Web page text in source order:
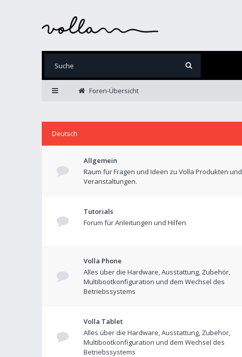
Foren-Übersicht
Deutsch
Allgemein
Raum für Fragen und Ideen zu Volla Produkten und
Veranstaltungen.
Tutorials
Forum für Anleitungen und Hilfen
Volla Phone
Alles über die Hardware, Ausstattung, Zubehör,
Multibootkonfiguration und dem Wechsel des
Betriebssystems
Volla Tablet
Alles über die Hardware, Ausstattung, Zubehör,
Multibootkonfiguration und dem Wechsel des
Betriebssystems